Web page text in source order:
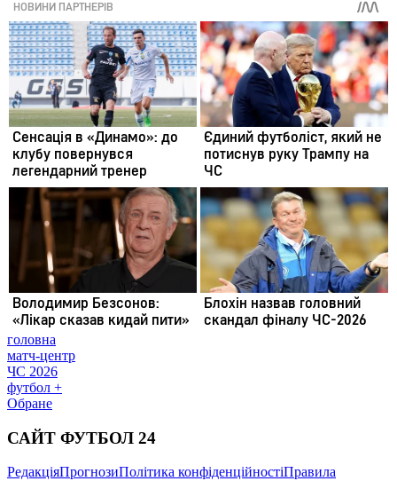
головна
матч-центр
ЧС 2026
футбол +
Обране
САЙТ ФУТБОЛ 24
РедакціяПрогнозиПолітика конфіденційностіПравила